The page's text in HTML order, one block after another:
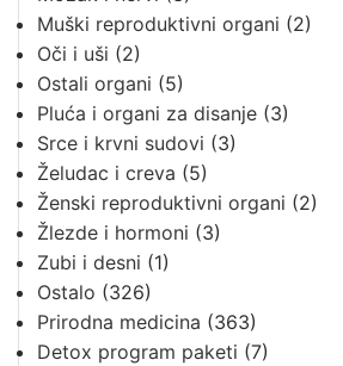
Muški reproduktivni organi (2)
Oči i uši (2)
Ostali organi (5)
Pluća i organi za disanje (3)
Srce i krvni sudovi (3)
Želudac i creva (5)
Ženski reproduktivni organi (2)
Žlezde i hormoni (3)
Zubi i desni (1)
Ostalo (326)
Prirodna medicina (363)
Detox program paketi (7)